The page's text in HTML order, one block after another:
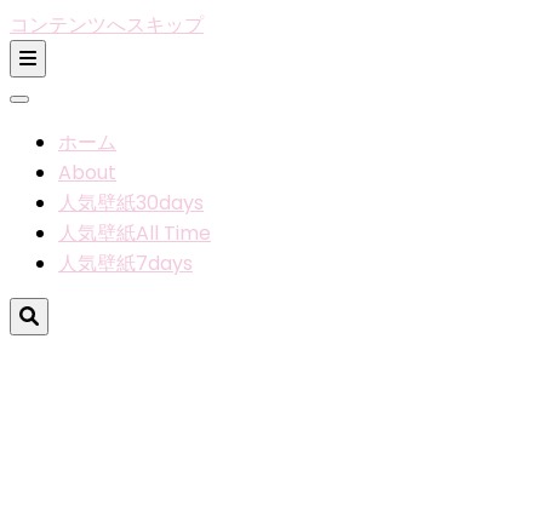
コンテンツへスキップ
ホーム
About
人気壁紙30days
人気壁紙All Time
人気壁紙7days